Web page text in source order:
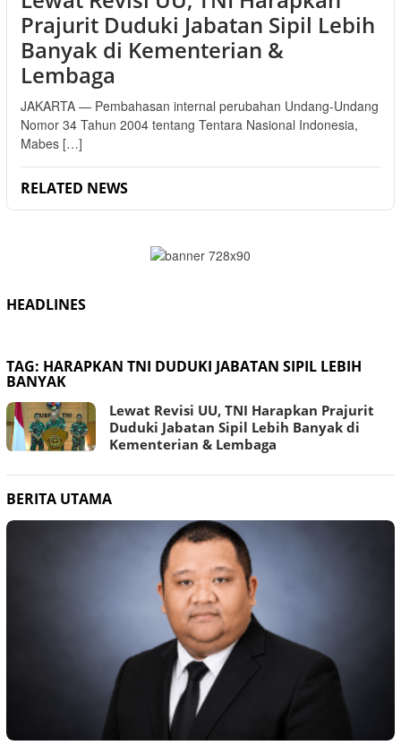
Prajurit Duduki Jabatan Sipil Lebih
Banyak di Kementerian &
Lembaga
JAKARTA — Pembahasan internal perubahan Undang-Undang
Nomor 34 Tahun 2004 tentang Tentara Nasional Indonesia,
Mabes […]
RELATED NEWS
HEADLINES
TAG: HARAPKAN TNI DUDUKI JABATAN SIPIL LEBIH
BANYAK
Lewat Revisi UU, TNI Harapkan Prajurit
Duduki Jabatan Sipil Lebih Banyak di
Kementerian & Lembaga
BERITA UTAMA